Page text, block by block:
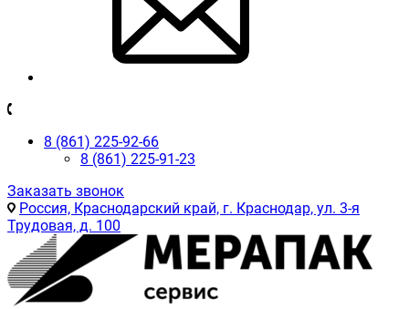
8 (861) 225-92-66
8 (861) 225-91-23
Заказать звонок
Россия, Краснодарский край, г. Краснодар, ул. 3-я
Трудовая, д. 100